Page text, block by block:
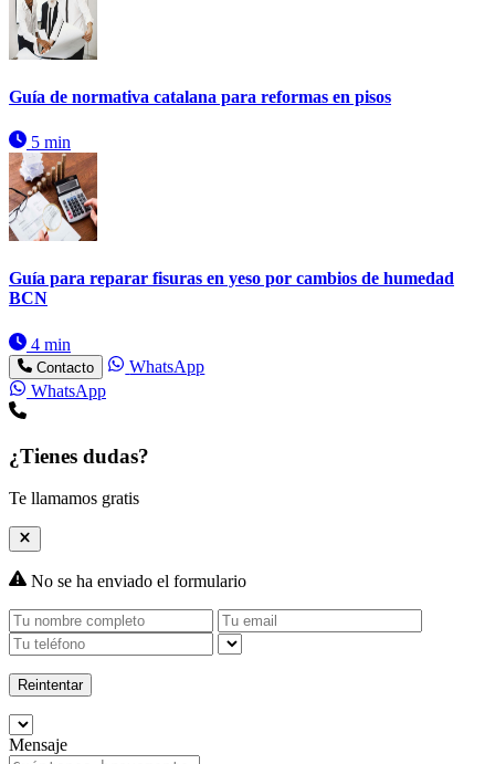
Guía de normativa catalana para reformas en pisos
5 min
Guía para reparar fisuras en yeso por cambios de humedad
BCN
4 min
Contacto
WhatsApp
WhatsApp
¿Tienes dudas?
Te llamamos gratis
No se ha enviado el formulario
Reintentar
Mensaje